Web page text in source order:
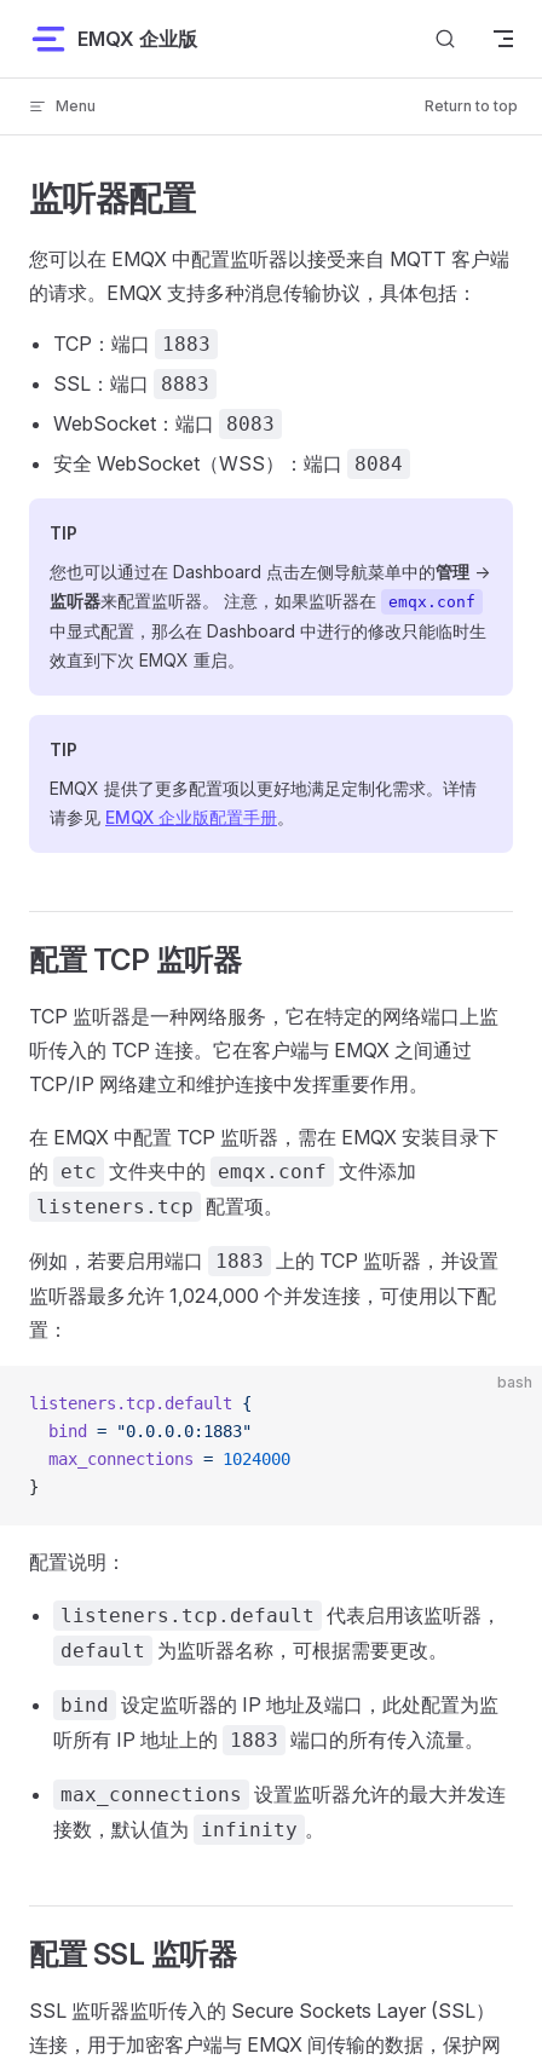
Skip to content
EMQX 企业版
Menu Return to top
监听器配置
您可以在 EMQX 中配置监听器以接受来自 MQTT 客户端
的请求。EMQX 支持多种消息传输协议，具体包括：
TCP：端口 1883
SSL：端口 8883
WebSocket：端口 8083
安全 WebSocket（WSS）：端口 8084
TIP
您也可以通过在 Dashboard 点击左侧导航菜单中的管理 ->
监听器来配置监听器。 注意，如果监听器在 emqx.conf
中显式配置，那么在 Dashboard 中进行的修改只能临时生
效直到下次 EMQX 重启。
TIP
EMQX 提供了更多配置项以更好地满足定制化需求。详情
请参见 EMQX 企业版配置手册。
配置 TCP 监听器
TCP 监听器是一种网络服务，它在特定的网络端口上监
听传入的 TCP 连接。它在客户端与 EMQX 之间通过
TCP/IP 网络建立和维护连接中发挥重要作用。
在 EMQX 中配置 TCP 监听器，需在 EMQX 安装目录下
的
etc 文件夹中的 emqx.conf 文件添加
listeners.tcp 配置项。
例如，若要启用端口 1883 上的 TCP 监听器，并设置
监听器最多允许 1,024,000 个并发连接，可使用以下配
置：
bash
listeners.tcp.default {
  bind
= "0.0.0.0:1883"
  max_connections
= 1024000
}
配置说明：
listeners.tcp.default 代表启用该监听器，
default 为监听器名称，可根据需要更改。
bind 设定监听器的 IP 地址及端口，此处配置为监
听所有 IP 地址上的
1883 端口的所有传入流量。
max_connections
设置监听器允许的最大并发连
接数，默认值为
infinity 。
配置 SSL 监听器
SSL 监听器监听传入的 Secure Sockets Layer (SSL）
连接，用于加密客户端与 EMQX 间传输的数据，保护网